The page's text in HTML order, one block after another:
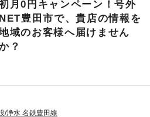
月0円キャンペーン！号外
NET豊田市で、貴店の情報を
域のお客様へ届けません
？
/浄水 名鉄豊田線